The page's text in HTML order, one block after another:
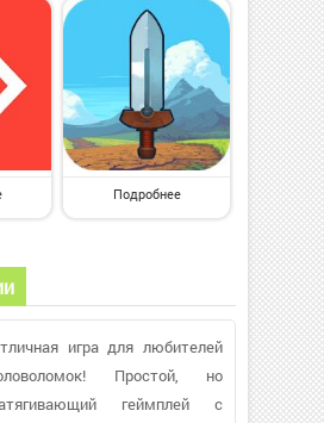
Подробнее
игра для любителей
Простой, но
геймплей с